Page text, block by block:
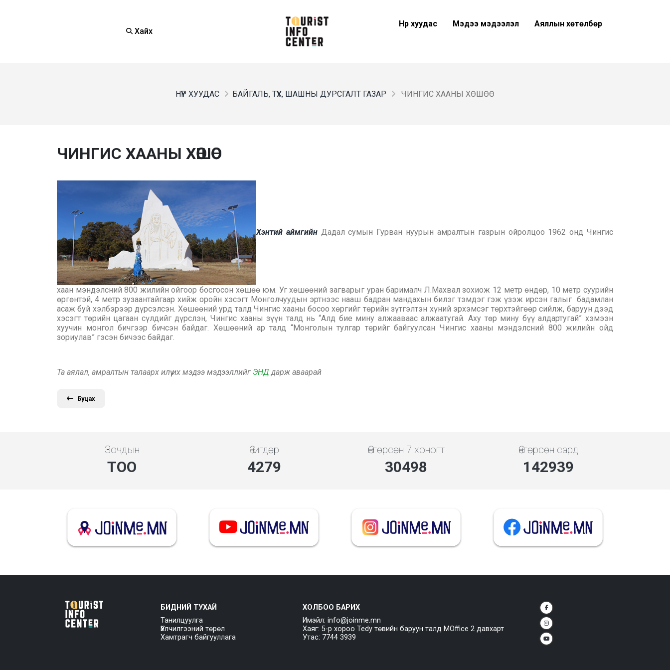
Хайх
Нүүр хуудас Мэдээ мэдээлэл Аяллын хөтөлбөр
НҮҮР ХУУДАС БАЙГАЛЬ, ТҮҮХ, ШАШНЫ ДУРСГАЛТ ГАЗАР ЧИНГИС ХААНЫ ХӨШӨӨ
ЧИНГИС ХААНЫ ХӨШӨӨ
Хэнтий аймгийнДадал сумын Гурван нуурын амралтын газрын ойролцоо 1962 онд Чингис
хаан мэндэлсний 800 жилийн ойгоор босгосон хөшөө юм. Уг хөшөөний загварыг уран барималч Л.Махвал зохиож 12 метр өндөр, 10 метр суурийн
өргөнтэй, 4 метр зузаантайгаар хийж оройн хэсэгт Монголчуудын эртнээс нааш бадран мандахын билэг тэмдэг гэж үзэж ирсэн галыг бадамлан
асаж буй хэлбэрээр дүрсэлсэн. Хөшөөний урд талд Чингис хааны босоо хөргийг төрийн зүтгэлтэн хүний эрхэмсэг төрхтэйгөөр сийлж, баруун дээд
хэсэгт төрийн цагаан сүлдийг дүрслэн, Чингис хааны зүүн талд нь “Алд бие мину алжааваас алжаатугай. Аху төр мину бүү алдартугай” хэмээн
хуучин монгол бичгээр бичсэн байдаг. Хөшөөний ар талд “Монголын тулгар төрийг байгуулсан Чингис хааны мэндэлсний 800 жилийн ойд
зориулав” гэсэн бичээс байдаг.
Та аялал, амралтын талаарх илүү их мэдээ мэдээллийг ЭНД дарж аваарай
Буцах
Зочдын
ТОО
Өчигдөр
4279
Өнгөрсөн 7 хоногт
30498
Өнгөрсөн сард
142939
БИДНИЙ ТУХАЙ
Танилцуулга
Үйлчилгээний төрөл
Хамтрагч байгууллага
ХОЛБОО БАРИХ
Имэйл: info@joinme.mn
Хаяг: 5-р хороо Tedy төвийн баруун талд MOffice 2 давхарт
Утас: 7744 3939